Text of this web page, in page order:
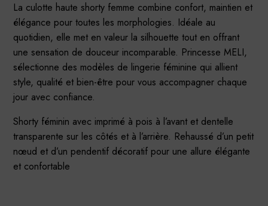
La culotte haute shorty femme combine confort, maintien et
élégance pour toutes les morphologies. Idéale au
quotidien, elle met en valeur la silhouette tout en offrant
une sensation de douceur incomparable. Princesse MELI,
sélectionne des modèles de lingerie féminine qui allient
style, qualité et bien-être pour vous accompagner chaque
jour avec confiance.
Shorty féminin avec imprimé à pois à l’avant et dentelle
transparente sur les côtés et à l’arrière. Rehaussé d’un petit
nœud et d’un pendentif décoratif pour une allure élégante
et confortable